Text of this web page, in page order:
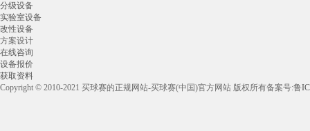
分级设备
实验室设备
改性设备
方案设计
在线咨询
设备报价
获取资料
Copyright © 2010-2021 买球赛的正规网站-买球赛(中国)官方网站 版权所有备案号:鲁